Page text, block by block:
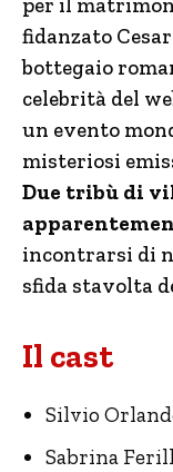
fidanzato
bottegaio
celebrità del
un evento
misteriosi
Due tribù di
incontrarsi di
sfida stavolta
Il cast
Silvio
Sabrina